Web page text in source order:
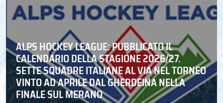
ALPS HOCKEY LEAGUE: PUBBLICATO IL
CALENDARIO DELLA STAGIONE 2026/27.
SETTE SQUADRE ITALIANE AL VIA NEL TORNEO
VINTO AD APRILE DAL GHERDEINA NELLA
FINALE SUL MERANO